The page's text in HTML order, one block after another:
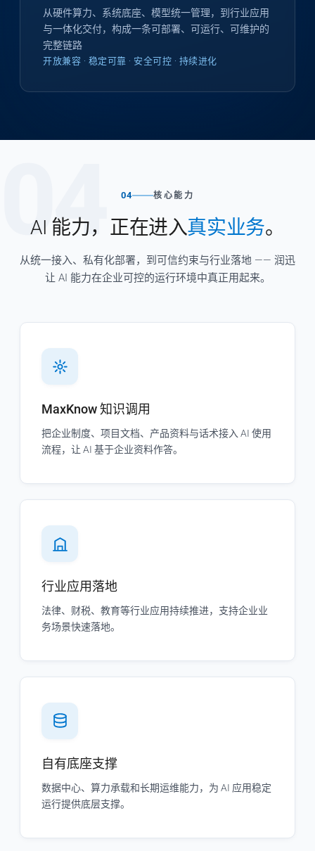
从硬件算力、系统底座、模型统一管理，到行业应用
与一体化交付，构成一条可部署、可运行、可维护的
完整链路
开放兼容 · 稳定可靠 · 安全可控 · 持续进化
04 04 核心能力
AI 能力，正在进入真实业务。
从统一接入、私有化部署，到可信约束与行业落地 —— 润迅
让 AI 能力在企业可控的运行环境中真正用起来。
MaxKnow 知识调用
把企业制度、项目文档、产品资料与话术接入 AI 使用
流程，让 AI 基于企业资料作答。
行业应用落地
法律、财税、教育等行业应用持续推进，支持企业业
务场景快速落地。
自有底座支撑
数据中心、算力承载和长期运维能力，为 AI 应用稳定
运行提供底层支撑。